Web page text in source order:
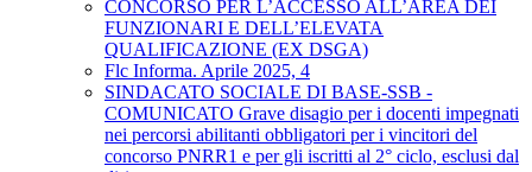
CONCORSO PER L’ACCESSO ALL’AREA DEI
FUNZIONARI E DELL’ELEVATA
QUALIFICAZIONE (EX DSGA)
Flc Informa. Aprile 2025, 4
SINDACATO SOCIALE DI BASE-SSB -
COMUNICATO Grave disagio per i docenti impegnati
nei percorsi abilitanti obbligatori per i vincitori del
concorso PNRR1 e per gli iscritti al 2° ciclo, esclusi dal